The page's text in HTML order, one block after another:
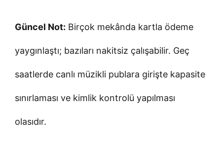
Güncel Not: Birçok mekânda kartla ödeme
yaygınlaştı; bazıları nakitsiz çalışabilir. Geç
saatlerde canlı müzikli publara girişte kapasite
sınırlaması ve kimlik kontrolü yapılması
olasıdır.